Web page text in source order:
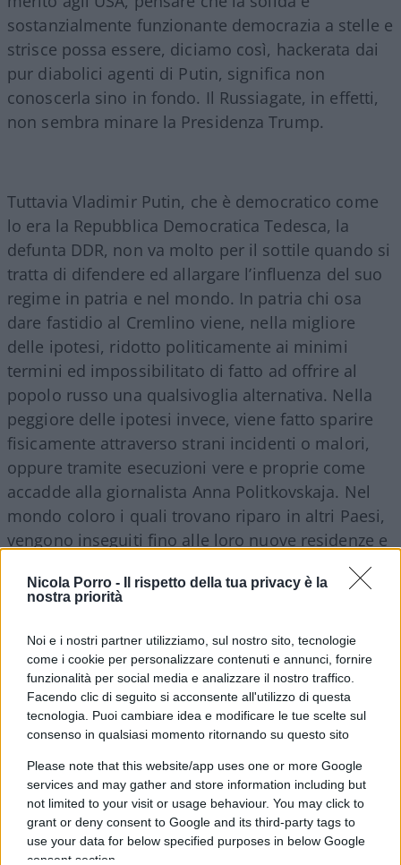
Nicola Porro -
Il rispetto della tua privacy è la
nostra priorità
Noi e i nostri partner utilizziamo, sul nostro sito, tecnologie
come i cookie per personalizzare contenuti e annunci, fornire
funzionalità per social media e analizzare il nostro traffico.
Facendo clic di seguito si acconsente all'utilizzo di questa
tecnologia. Puoi cambiare idea e modificare le tue scelte sul
consenso in qualsiasi momento ritornando su questo sito
Please note that this website/app uses one or more Google
services and may gather and store information including but
not limited to your visit or usage behaviour. You may click to
grant or deny consent to Google and its third-party tags to
use your data for below specified purposes in below Google
consent section.
sostanzialmente funzionante democrazia a stelle e
strisce possa essere, diciamo così, hackerata dai
pur diabolici agenti di Putin, significa non
conoscerla sino in fondo. Il Russiagate, in effetti,
non sembra minare la Presidenza Trump.
Tuttavia Vladimir Putin, che è democratico come
lo era la Repubblica Democratica Tedesca, la
defunta DDR, non va molto per il sottile quando si
tratta di difendere ed allargare l’influenza del suo
regime in patria e nel mondo. In patria chi osa
dare fastidio al Cremlino viene, nella migliore
delle ipotesi, ridotto politicamente ai minimi
termini ed impossibilitato di fatto ad offrire al
popolo russo una qualsivoglia alternativa. Nella
peggiore delle ipotesi invece, viene fatto sparire
fisicamente attraverso strani incidenti o malori,
oppure tramite esecuzioni vere e proprie come
accadde alla giornalista Anna Politkovskaja. Nel
mondo coloro i quali trovano riparo in altri Paesi,
vengono inseguiti fino alle loro nuove residenze e
quasi sempre eliminati. Per dare la caccia ai suoi
oppositori più insidiosi, Putin non esita a
violarne la sovranità. Il presidente russo si porta
dietro almeno la macchia dell’avvelenamento di
Alexander Litvinenko e della strana morte di Boris
Berezovsky.
Ma un altro caso Litvinenko sta venendo alla luce
in queste ore. Un ex-agente dei servizi segreti
militari russi, Serghei Skripal, è stato trovato privo
di sensi su una panchina di Salisbury, una
cittadina nel sud del Regno Unito. Giaceva